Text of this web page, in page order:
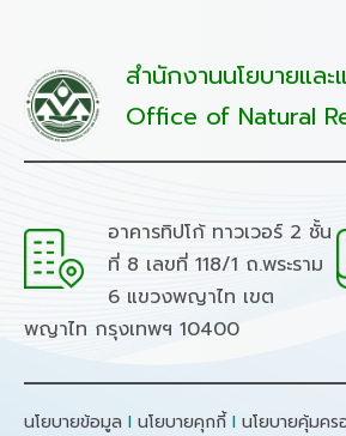
สำนักงานนโยบายแล
Office of Natural
อาคารทิปโก้ ทาวเวอร์ 2 ชั้น
ที่ 8 เลขที่ 118/1 ถ.พระราม
6 แขวงพญาไท เขต
พญาไท กรุงเทพฯ 10400
นโยบายข้อมูล I นโยบายคุกกี้I นโยบายคุ้มค